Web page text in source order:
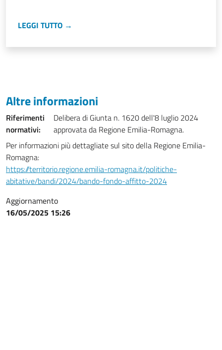
LEGGI TUTTO →
Altre informazioni
Riferimenti
normativi:
Delibera di Giunta n. 1620 dell'8 luglio 2024
approvata da Regione Emilia-Romagna.
Per informazioni più dettagliate sul sito della Regione Emilia-
Romagna:
https://territorio.regione.emilia-romagna.it/politiche-
abitative/bandi/2024/bando-fondo-affitto-2024
Aggiornamento
16/05/2025 15:26